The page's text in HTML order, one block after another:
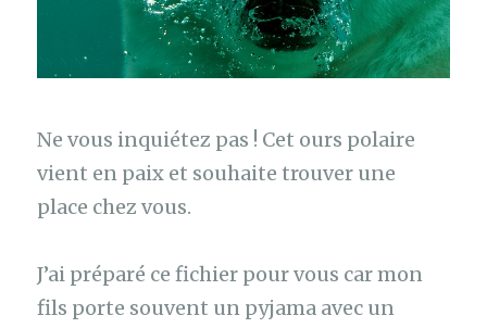
Ne vous inquiétez pas ! Cet ours polaire
vient en paix et souhaite trouver une
place chez vous.
J’ai préparé ce fichier pour vous car mon
fils porte souvent un pyjama avec un